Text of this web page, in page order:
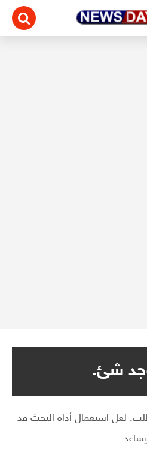
شئ.
لعل استعمال أداة البحث قد
يساعد.